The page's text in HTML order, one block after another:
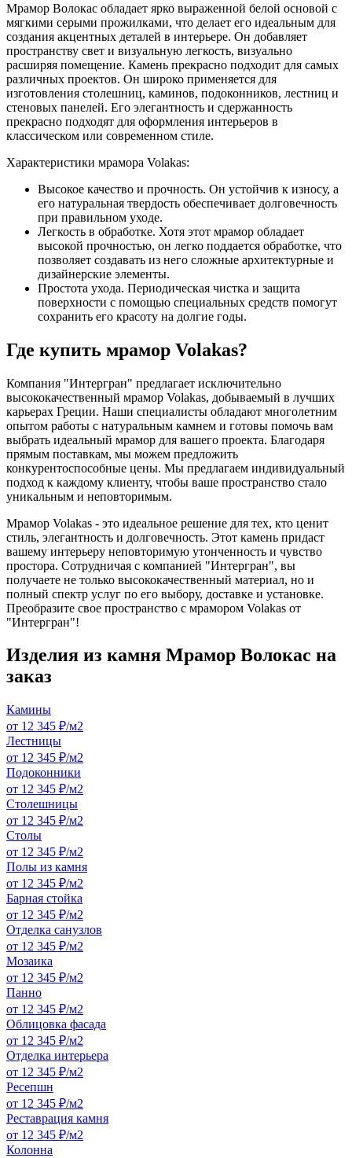
Мрамор Волокас обладает ярко выраженной белой основой с
мягкими серыми прожилками, что делает его идеальным для
создания акцентных деталей в интерьере. Он добавляет
пространству свет и визуальную легкость, визуально
расширяя помещение. Камень прекрасно подходит для самых
различных проектов. Он широко применяется для
изготовления столешниц, каминов, подоконников, лестниц и
стеновых панелей. Его элегантность и сдержанность
прекрасно подходят для оформления интерьеров в
классическом или современном стиле.
Характеристики мрамора Volakas:
Высокое качество и прочность. Он устойчив к износу, а
его натуральная твердость обеспечивает долговечность
при правильном уходе.
Легкость в обработке. Хотя этот мрамор обладает
высокой прочностью, он легко поддается обработке, что
позволяет создавать из него сложные архитектурные и
дизайнерские элементы.
Простота ухода. Периодическая чистка и защита
поверхности с помощью специальных средств помогут
сохранить его красоту на долгие годы.
Где купить мрамор Volakas?
Компания "Интергран" предлагает исключительно
высококачественный мрамор Volakas, добываемый в лучших
карьерах Греции. Наши специалисты обладают многолетним
опытом работы с натуральным камнем и готовы помочь вам
выбрать идеальный мрамор для вашего проекта. Благодаря
прямым поставкам, мы можем предложить
конкурентоспособные цены. Мы предлагаем индивидуальный
подход к каждому клиенту, чтобы ваше пространство стало
уникальным и неповторимым.
Мрамор Volakas - это идеальное решение для тех, кто ценит
стиль, элегантность и долговечность. Этот камень придаст
вашему интерьеру неповторимую утонченность и чувство
простора. Сотрудничая с компанией "Интергран", вы
получаете не только высококачественный материал, но и
полный спектр услуг по его выбору, доставке и установке.
Преобразите свое пространство с мрамором Volakas от
"Интергран"!
Изделия из камня Мрамор Волокас на
заказ
Камины
от 12 345 ₽/м2
Лестницы
от 12 345 ₽/м2
Подоконники
от 12 345 ₽/м2
Столешницы
от 12 345 ₽/м2
Столы
от 12 345 ₽/м2
Полы из камня
от 12 345 ₽/м2
Барная стойка
от 12 345 ₽/м2
Отделка санузлов
от 12 345 ₽/м2
Мозаика
от 12 345 ₽/м2
Панно
от 12 345 ₽/м2
Облицовка фасада
от 12 345 ₽/м2
Отделка интерьера
от 12 345 ₽/м2
Ресепшн
от 12 345 ₽/м2
Реставрация камня
от 12 345 ₽/м2
Колонна